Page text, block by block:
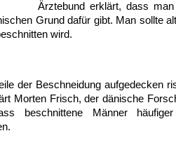
Ärztebund erklärt, dass
Grund dafür gibt. Man sollte
wird.
der Beschneidung aufgedecken
Morten Frisch, der dänische
beschnittene Männer